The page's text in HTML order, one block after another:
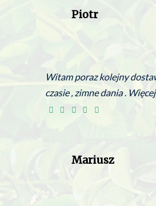
Piotr
Witam poraz kolejny
czasie , zimne dania .
Mariusz